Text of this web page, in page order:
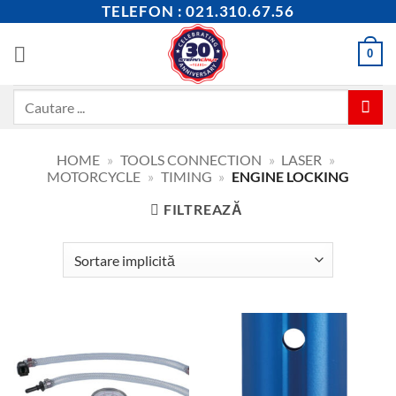
content
TELEFON : 021.310.67.56
0
HOME » TOOLS CONNECTION » LASER »
MOTORCYCLE » TIMING » ENGINE LOCKING
FILTREAZĂ